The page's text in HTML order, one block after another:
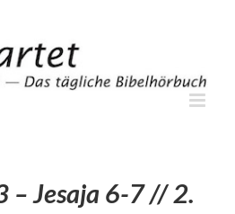
– Jesaja 6-7 // 2.